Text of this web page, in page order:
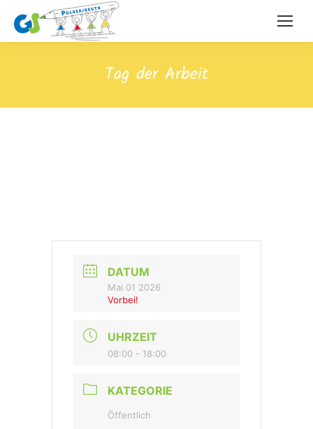
Tag der Arbeit
DATUM
Mai 01 2026
Vorbei!
UHRZEIT
08:00 - 18:00
KATEGORIE
Öffentlich